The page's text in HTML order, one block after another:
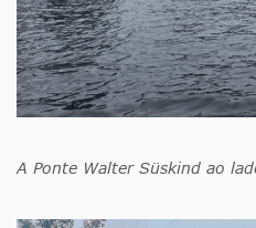
A Ponte Walter Süskind ao